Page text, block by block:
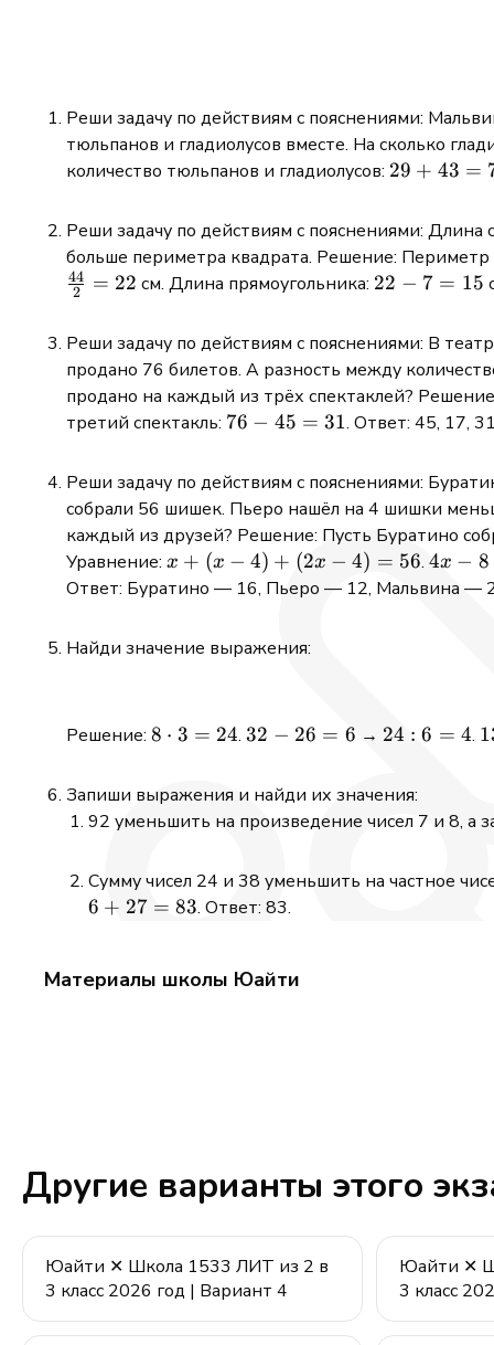
Реши задачу по действиям с пояснениями:
тюльпанов и гладиолусов вместе. На сколько
количество тюльпанов и гладиолусов: 29
43
=
72
29 + 43 =
Реши задачу по действиям с пояснениями:
больше периметра квадрата. Решение: Периметр
2
44 = 22 см. Длина прямоугольника: 22
7
15
22 − 7 = 15
Реши задачу по действиям с пояснениями: В
продано 76 билетов. А разность между
продано на каждый из трёх спектаклей?
третий спектакль: 76
45
=
31
76 − 45 = 31. Ответ: 45, 17,
Реши задачу по действиям с пояснениями:
собрали 56 шишек. Пьеро нашёл на 4 шишки
каждый из друзей? Решение: Пусть Буратино
Уравнение: x
+
-
=
56
x + (x − 4) + (2x − 4) = 56.4x
-
4x − 8
Ответ: Буратино — 16, Пьеро — 12, Мальвина —
Найди значение выражения:
Решение: 8
3 =
24
8 ⋅ 3 = 24.32
26
6
32 − 26 = 6 → 24
=
24 : 6 = 4.
Запиши выражения и найди их значения:
92 уменьшить на произведение чисел 7 и 8, а
Сумму чисел 24 и 38 уменьшить на частное
6 + 27 = 83. Ответ: 83.
Материалы школы Юайти
Другие варианты этого
Юайти ✕ Школа 1533 ЛИТ из 2 в
3 класс 2026 год | Вариант 4
Юайти ✕
3 класс